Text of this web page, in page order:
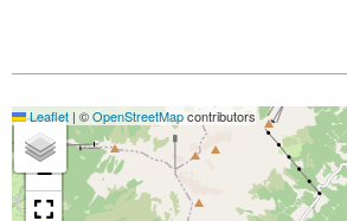
+
−
Leaflet | ©OpenStreetMapcontributors